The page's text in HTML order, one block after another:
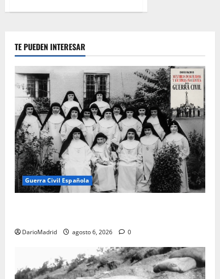
Pelayo
de
Covadonga
TE PUEDEN INTERESAR
Guerra Civil Española
DarioMadrid agosto 6, 2026 0